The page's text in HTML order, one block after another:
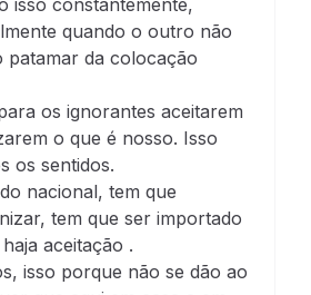
quando o outro não
patamar da colocação
os ignorantes aceitarem
o que é nosso. Isso
os sentidos.
nacional, tem que
tem que ser importado
aceitação .
isso porque não se dão ao